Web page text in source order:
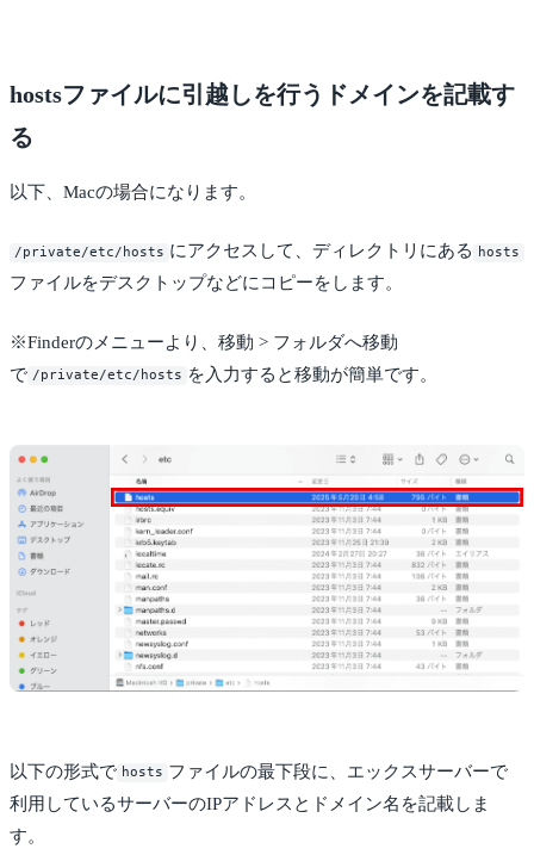
hostsファイルに引越しを行うドメインを記載す
る
以下、Macの場合になります。
/private/etc/hosts にアクセスして、ディレクトリにある hosts
ファイルをデスクトップなどにコピーをします。
※Finderのメニューより、移動 > フォルダへ移動
で /private/etc/hosts を入力すると移動が簡単です。
以下の形式で hosts ファイルの最下段に、エックスサーバーで
利用しているサーバーのIPアドレスとドメイン名を記載しま
す。